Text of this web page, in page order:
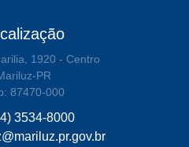
1920 - Centro
PR
87470-000
3534-8000